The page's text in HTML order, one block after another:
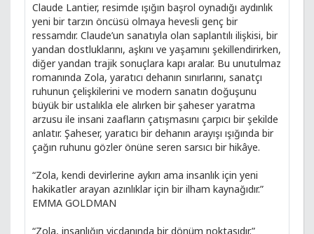
Claude Lantier, resimde ışığın başrol oynadığı aydınlık
yeni bir tarzın öncüsü olmaya hevesli genç bir
ressamdır. Claude’un sanatıyla olan saplantılı ilişkisi, bir
yandan dostluklarını, aşkını ve yaşamını şekillendirirken,
diğer yandan trajik sonuçlara kapı aralar. Bu unutulmaz
romanında Zola, yaratıcı dehanın sınırlarını, sanatçı
ruhunun çelişkilerini ve modern sanatın doğuşunu
büyük bir ustalıkla ele alırken bir şaheser yaratma
arzusu ile insani zaafların çatışmasını çarpıcı bir şekilde
anlatır. Şaheser, yaratıcı bir dehanın arayışı ışığında bir
çağın ruhunu gözler önüne seren sarsıcı bir hikâye.
“Zola, kendi devirlerine aykırı ama insanlık için yeni
hakikatler arayan azınlıklar için bir ilham kaynağıdır.”
EMMA GOLDMAN
“Zola, insanlığın vicdanında bir dönüm noktasıdır.”